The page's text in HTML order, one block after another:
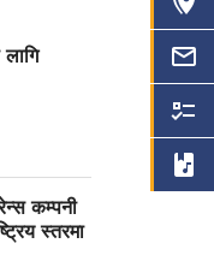
कम्पनी
स्तरमा